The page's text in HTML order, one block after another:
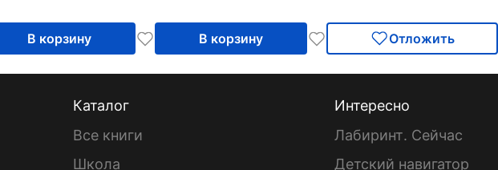
В корзину В корзину Отложить
Каталог
Все книги
Школа
Интересно
Лабиринт. Сейчас
Детский навигатор